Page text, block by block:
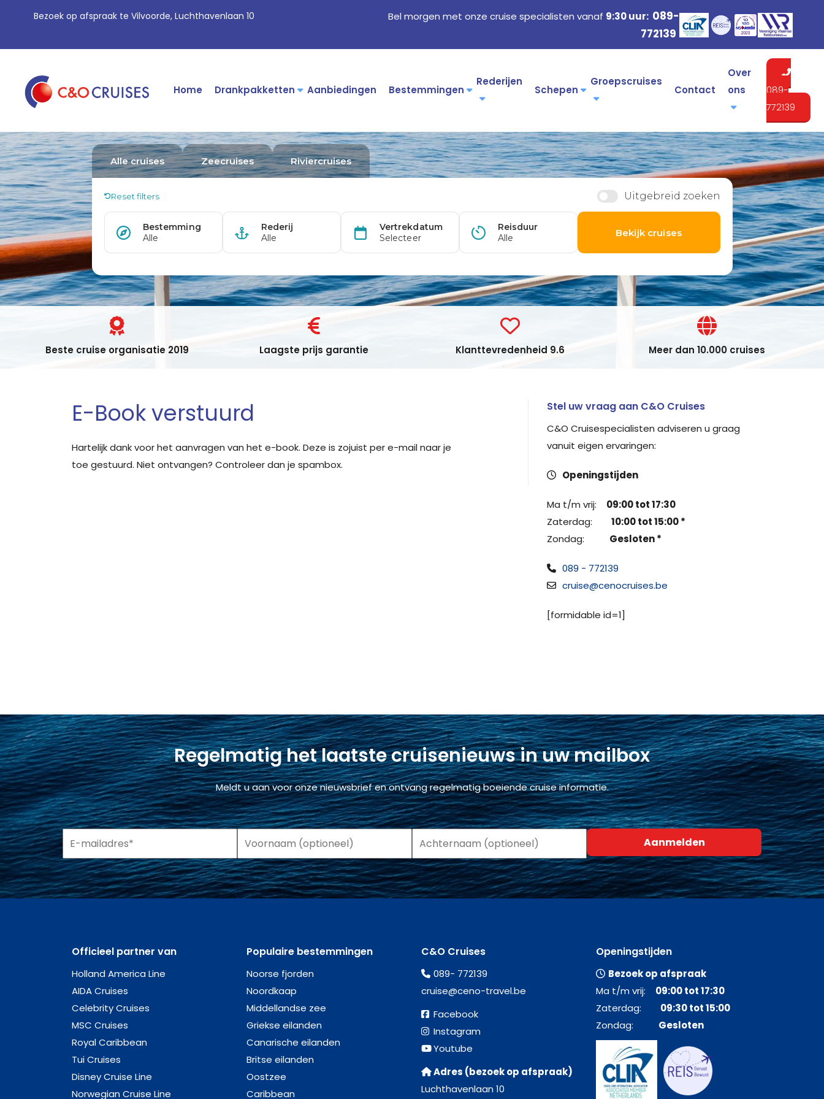
Bezoek op afspraak te Vilvoorde, Luchthavenlaan 10 Bel morgen met onze cruise specialisten vanaf 9:30 uur: 089-
772139
Home Drankpakketten Aanbiedingen Bestemmingen
Rederijen
Schepen
Groepscruises
Contact
Over
ons
089-
772139
Beste cruise organisatie 2019 Laagste prijs garantie Klanttevredenheid 9.6 Meer dan 10.000 cruises
E-Book verstuurd
Hartelijk dank voor het aanvragen van het e-book. Deze is zojuist per e-mail naar je
toe gestuurd. Niet ontvangen? Controleer dan je spambox.
Stel uw vraag aan C&O Cruises
C&O Cruisespecialisten adviseren u graag
vanuit eigen ervaringen:
Openingstijden
Ma t/m vrij: 09:00 tot 17:30
Zaterdag: 10:00 tot 15:00 *
Zondag: Gesloten *
089 - 772139
cruise@cenocruises.be
[formidable id=1]
Regelmatig het laatste cruisenieuws in uw mailbox
Meldt u aan voor onze nieuwsbrief en ontvang regelmatig boeiende cruise informatie.
Officieel partner van
Holland America Line
AIDA Cruises
Celebrity Cruises
MSC Cruises
Royal Caribbean
Tui Cruises
Disney Cruise Line
Norwegian Cruise Line
Populaire bestemmingen
Noorse fjorden
Noordkaap
Middellandse zee
Griekse eilanden
Canarische eilanden
Britse eilanden
Oostzee
Caribbean
C&O Cruises
089- 772139
cruise@ceno-travel.be
Facebook
Instagram
Youtube
Adres (bezoek op afspraak)
Luchthavenlaan 10
Openingstijden
Bezoek op afspraak
Ma t/m vrij: 09:00 tot 17:30
Zaterdag: 09:30 tot 15:00
Zondag: Gesloten